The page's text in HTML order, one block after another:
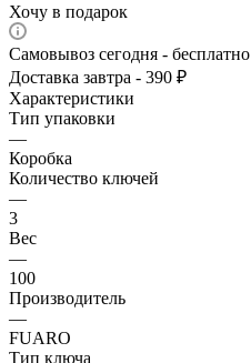
Хочу в подарок
Самовывоз сегодня - бесплатно
Доставка завтра - 390 ₽
Характеристики
Тип упаковки
—
Коробка
Количество ключей
—
3
Вес
—
100
Производитель
—
FUARO
Тип ключа